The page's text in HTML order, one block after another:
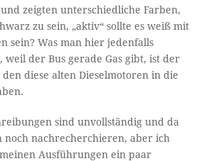
zeigten unterschiedliche Farben,
zu sein, „aktiv“ sollte es weiß mit
sein? Was man hier jedenfalls
weil der Bus gerade Gas gibt, ist der
diese alten Dieselmotoren in die
sind unvollständig und da
noch nachrecherchieren, aber ich
Ausführungen ein paar